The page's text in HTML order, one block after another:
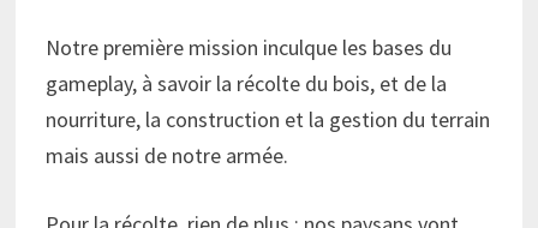
Notre première mission inculque les bases du
gameplay, à savoir la récolte du bois, et de la
nourriture, la construction et la gestion du terrain
mais aussi de notre armée.